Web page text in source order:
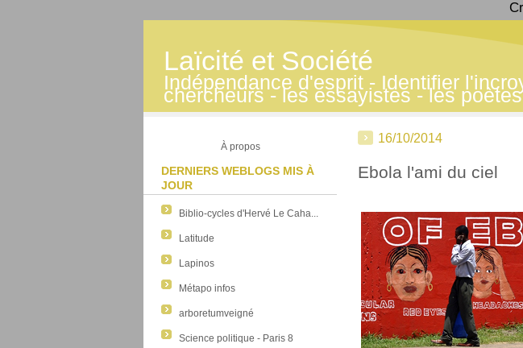
Laïcité et Société
Indépendance d'esprit - Identifier
chercheurs - les essayistes - les
À propos
DERNIERS WEBLOGS MIS À
JOUR
Biblio-cycles d'Hervé Le Caha...
Latitude
Lapinos
Métapo infos
arboretumveigné
Science politique - Paris 8
16/10/2014
Ebola l'ami du ciel